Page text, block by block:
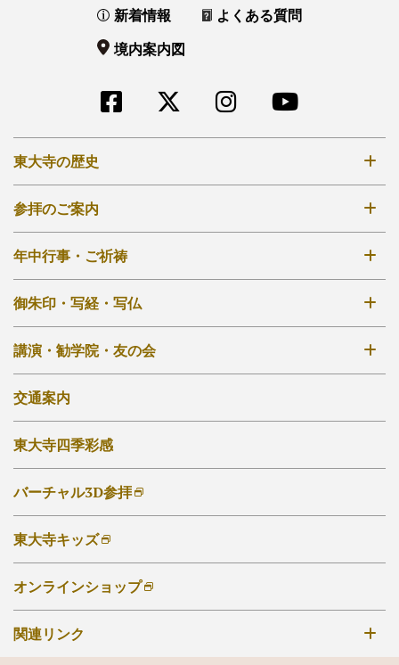
新着情報
よくある質問
境内案内図
東大寺の歴史
奈良時代創建
鎌倉再建
江戸再興
明治から現在
参拝のご案内
拝観時間・拝観料
境内案内図
大仏殿
法華堂（三月堂）
その他のお堂
年中行事・ご祈祷
年中行事一覧
秘仏開扉について
ご祈祷について
御朱印・写経・写仏
御朱印について
写経・写仏について
ご自宅でのお写経・写仏
講演・勧学院・友の会
講演会・催事
東大寺勧学院
東大寺友の会
大仏奉賛会
外部リンク他
交通案内
東大寺四季彩感
バーチャル3D参拝
東大寺キッズ
オンラインショップ
関連リンク